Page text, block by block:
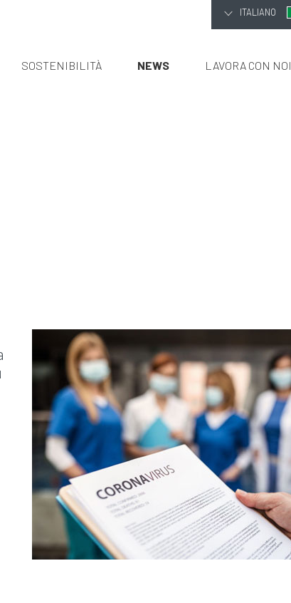
ITALIANO
SOSTENIBILITÀ NEWS LAVORA CON NOI